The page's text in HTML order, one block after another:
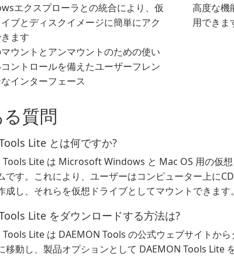
エクスプローラとの統合により、仮
ブとディスクイメージに簡単にアク
ます
ウントとアンマウントのための使い
ントロールを備えたユーザーフレン
なインターフェース
高度な機
用できま
質問
Lite とは何ですか?
Tools Lite は Microsoft Windows と Mac OS 用の仮
です。これにより、ユーザーはコンピューター上に
成し、それらを仮想ドライブとしてマウントできます。
Lite をダウンロードする方法は?
Tools Lite は DAEMON Tools の公式ウェブサイトか
移動し、製品オプションとして DAEMON Tools Lite